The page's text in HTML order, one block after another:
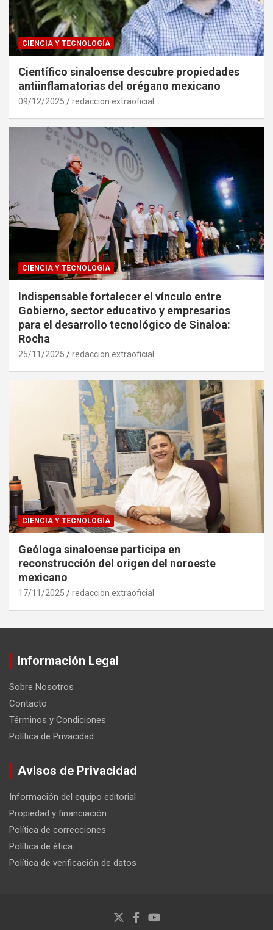
CIENCIA Y TECNOLOGÍA
Científico sinaloense descubre propiedades
antiinflamatorias del orégano mexicano
09/12/2025 redaccion extraoficial
CIENCIA Y TECNOLOGÍA
Indispensable fortalecer el vínculo entre
Gobierno, sector educativo y empresarios
para el desarrollo tecnológico de Sinaloa:
Rocha
25/11/2025 redaccion extraoficial
CIENCIA Y TECNOLOGÍA
Geóloga sinaloense participa en
reconstrucción del origen del noroeste
mexicano
17/11/2025 redaccion extraoficial
Información Legal
Sobre Nosotros
Contacto
Términos y Condiciones
Política de Privacidad
Avisos de Privacidad
Información del equipo editorial
Propiedad y financiación
Política de correcciones
Política de ética
Política de verificación de datos